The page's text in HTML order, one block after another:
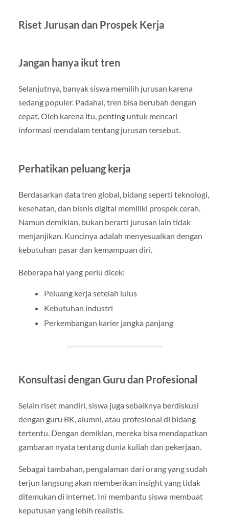
Riset Jurusan dan Prospek Kerja
Jangan hanya ikut tren
Selanjutnya, banyak siswa memilih jurusan karena
sedang populer. Padahal, tren bisa berubah dengan
cepat. Oleh karena itu, penting untuk mencari
informasi mendalam tentang jurusan tersebut.
Perhatikan peluang kerja
Berdasarkan data tren global, bidang seperti teknologi,
kesehatan, dan bisnis digital memiliki prospek cerah.
Namun demikian, bukan berarti jurusan lain tidak
menjanjikan. Kuncinya adalah menyesuaikan dengan
kebutuhan pasar dan kemampuan diri.
Beberapa hal yang perlu dicek:
Peluang kerja setelah lulus
Kebutuhan industri
Perkembangan karier jangka panjang
Konsultasi dengan Guru dan Profesional
Selain riset mandiri, siswa juga sebaiknya berdiskusi
dengan guru BK, alumni, atau profesional di bidang
tertentu. Dengan demikian, mereka bisa mendapatkan
gambaran nyata tentang dunia kuliah dan pekerjaan.
Sebagai tambahan, pengalaman dari orang yang sudah
terjun langsung akan memberikan insight yang tidak
ditemukan di internet. Ini membantu siswa membuat
keputusan yang lebih realistis.